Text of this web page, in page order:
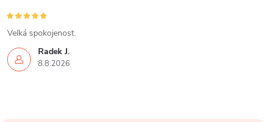
Radek J.
8.8.2026
Velká spokojenost.